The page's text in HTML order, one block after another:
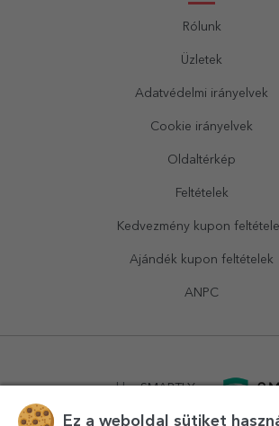
Rólunk
Üzletek
Adatvédelmi irányelvek
Cookie irányelvek
Oldaltérkép
Feltételek
Kedvezmény kupon
Ajándék kupon feltételek
ANPC
powered bySMARTLY.ro
Ez a weboldal sütiket